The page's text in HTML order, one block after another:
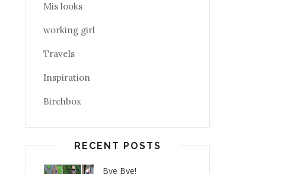
Mis looks
working girl
Travels
Inspiration
Birchbox
RECENT POSTS
Bye Bye!